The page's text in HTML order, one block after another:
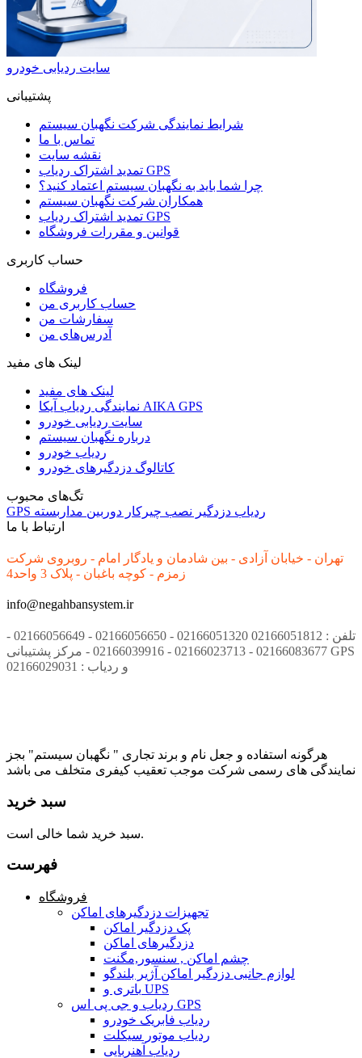
سایت ردیابی خودرو
پشتیبانی
شرایط نمایندگی شرکت نگهبان سیستم
تماس با ما
نقشه سایت
تمدید اشتراک ردیاب GPS
چرا شما باید به نگهبان سیستم اعتماد کنید؟
همکاران شرکت نگهبان سیستم
تمدید اشتراک ردیاب GPS
قوانین و مقررات فروشگاه
حساب کاربری
فروشگاه
حساب کاربری من
سفارشات من
آدرس‌های من
لینک های مفید
لینک های مفید
نمایندگی ردیاب آیکا AIKA GPS
سایت ردیابی خودرو
درباره نگهبان سیستم
ردیاب خودرو
کاتالوگ دزدگیرهای خودرو
تگ‌های محبوب
GPS
ردیاب دزدگیر نصب چیرکار دوربین مداربسته
ارتباط با ما
تهران - خیابان آزادی - بین شادمان و یادگار امام - روبروی شرکت
زمزم - کوچه باغبان - پلاک 3 واحد4
info@negahbansystem.ir
تلفن : 02166051812 02166051320 - 02166056650 - 02166056649 -
02166083677 - 02166023713 - 02166039916 - مرکز پشتیبانی GPS
و ردیاب : 02166029031
هرگونه استفاده و جعل نام و برند تجاری " نگهبان سیستم" بجز
نمایندگی های رسمی شرکت موجب تعقیب کیفری متخلف می باشد
سبد خرید
سبد خرید شما خالی است.
فهرست
فروشگاه
تجهیزات دزدگیرهای اماکن
پک دزدگیر اماکن
دزدگیرهای اماکن
چشم اماکن , سنسور,مگنت
لوازم جانبی دزدگیر اماکن آژیر بلندگو
باتری و UPS
ردیاب و جی پی اس GPS
ردیاب فابریک خودرو
ردیاب موتور سیکلت
ردیاب آهنربایی